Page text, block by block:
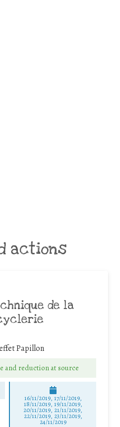
actions
de la
Papillon
and reduction at source
16/11/2019, 17/11/2019,
18/11/2019, 19/11/2019,
20/11/2019, 21/11/2019,
22/11/2019, 23/11/2019,
24/11/2019